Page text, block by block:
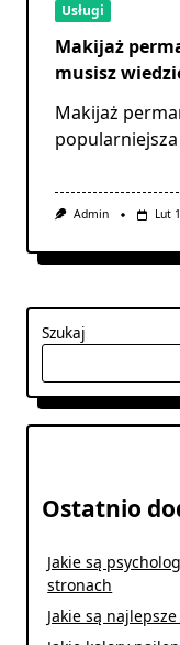
Usługi
Makijaż
musisz
Makijaż
popularniejsza
Admin Lut
Szukaj
Ostatnio
Jakie są
stronach
Jakie są